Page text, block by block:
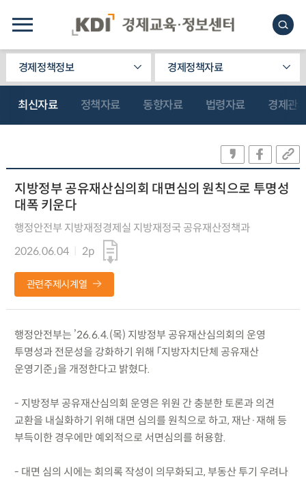
경제정책정보 경제정책자료
최신자료 정책자료 동향자료 법령자료 경제관
지방정부 공유재산심의회 대면심의 원칙으로 투명성
대폭 키운다
행정안전부 지방재정경제실 지방재정국 공유재산정책과
2026.06.04
2p
관련주제시계열
행정안전부는 ’26.6.4.(목) 지방정부 공유재산심의회의 운영
투명성과 전문성을 강화하기 위해 「지방자치단체 공유재산
운영기준」을 개정한다고 밝혔다.
- 지방정부 공유재산심의회 운영은 위원 간 충분한 토론과 의견
교환을 내실화하기 위해 대면 심의를 원칙으로 하고, 재난·재해 등
부득이한 경우에만 예외적으로 서면심의를 허용함.
- 대면 심의 시에는 회의록 작성이 의무화되고, 부동산 투기 우려나